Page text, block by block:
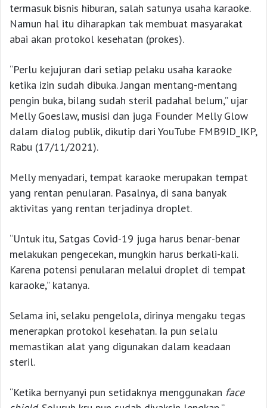
termasuk bisnis hiburan, salah satunya usaha karaoke.
Namun hal itu diharapkan tak membuat masyarakat
abai akan protokol kesehatan (prokes).
“Perlu kejujuran dari setiap pelaku usaha karaoke
ketika izin sudah dibuka. Jangan mentang-mentang
pengin buka, bilang sudah steril padahal belum,” ujar
Melly Goeslaw, musisi dan juga Founder Melly Glow
dalam dialog publik, dikutip dari YouTube FMB9ID_IKP,
Rabu (17/11/2021).
Melly menyadari, tempat karaoke merupakan tempat
yang rentan penularan. Pasalnya, di sana banyak
aktivitas yang rentan terjadinya droplet.
“Untuk itu, Satgas Covid-19 juga harus benar-benar
melakukan pengecekan, mungkin harus berkali-kali.
Karena potensi penularan melalui droplet di tempat
karaoke,” katanya.
Selama ini, selaku pengelola, dirinya mengaku tegas
menerapkan protokol kesehatan. Ia pun selalu
memastikan alat yang digunakan dalam keadaan
steril.
“Ketika bernyanyi pun setidaknya menggunakan face